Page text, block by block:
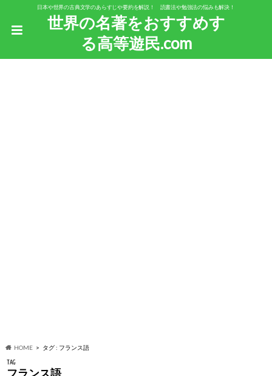
日本や世界の古典文学のあらすじや要約を解説！ 読書法や勉強法の悩みも解決！
世界の名著をおすすめす
る高等遊民.com
HOME タグ : フランス語
TAG
フランス語